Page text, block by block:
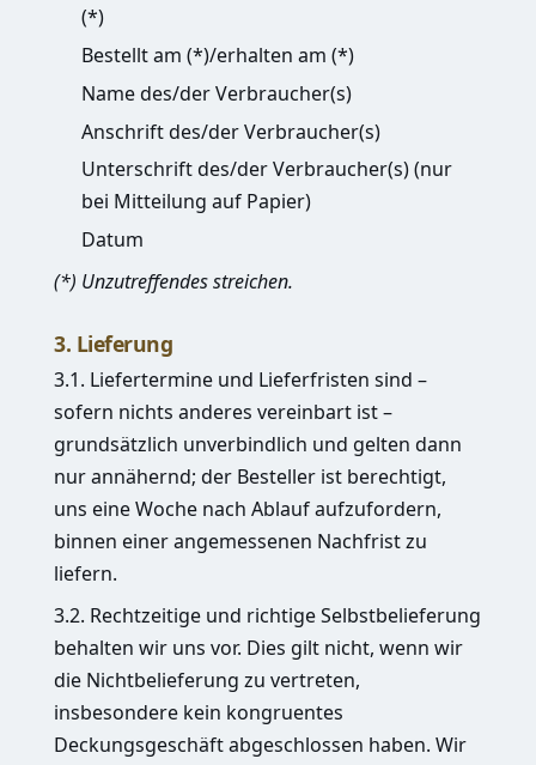
(*)
Bestellt am (*)/erhalten am (*)
Name des/der Verbraucher(s)
Anschrift des/der Verbraucher(s)
Unterschrift des/der Verbraucher(s) (nur
bei Mitteilung auf Papier)
Datum
(*) Unzutreffendes streichen.
3. Lieferung
3.1. Liefertermine und Lieferfristen sind –
sofern nichts anderes vereinbart ist –
grundsätzlich unverbindlich und gelten dann
nur annähernd; der Besteller ist berechtigt,
uns eine Woche nach Ablauf aufzufordern,
binnen einer angemessenen Nachfrist zu
liefern.
3.2. Rechtzeitige und richtige Selbstbelieferung
behalten wir uns vor. Dies gilt nicht, wenn wir
die Nichtbelieferung zu vertreten,
insbesondere kein kongruentes
Deckungsgeschäft abgeschlossen haben. Wir